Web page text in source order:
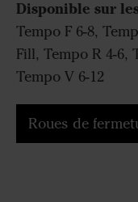
Disponible sur
Tempo F 6-8,
Fill, Tempo R 4-6,
Tempo V 6-12
Roues de